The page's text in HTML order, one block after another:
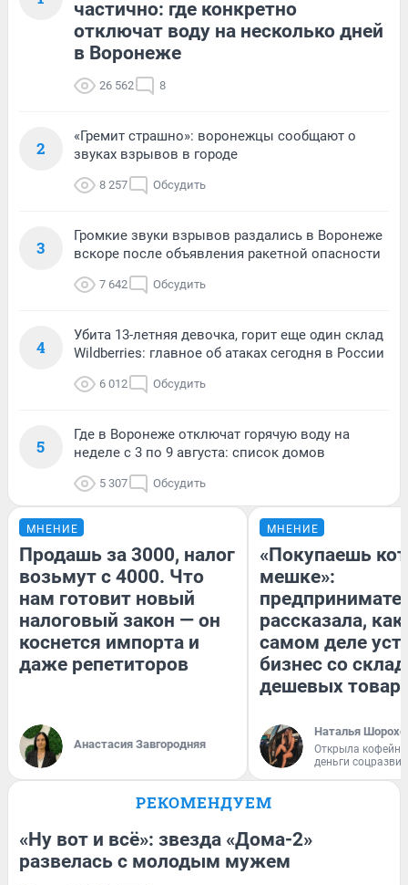
частично: где конкретно
отключат воду на несколько дней
в Воронеже
26 562 8
2
«Гремит страшно»: воронежцы сообщают о
звуках взрывов в городе
8 257 Обсудить
3
Громкие звуки взрывов раздались в Воронеже
вскоре после объявления ракетной опасности
7 642 Обсудить
4
Убита 13-летняя девочка, горит еще один склад
Wildberries: главное об атаках сегодня в России
6 012 Обсудить
5
Где в Воронеже отключат горячую воду на
неделе с 3 по 9 августа: список домов
5 307 Обсудить
МНЕНИЕ
Продашь за 3000, налог
возьмут с 4000. Что
нам готовит новый
налоговый закон — он
коснется импорта и
даже репетиторов
Анастасия Завгородняя
МНЕНИЕ
«Покупаешь
мешке»:
рассказала, как
самом деле
бизнес со
дешевых
Наталья
Открыла
деньги
РЕКОМЕНДУЕМ
«Ну вот и всё»: звезда «Дома-2»
развелась с молодым мужем